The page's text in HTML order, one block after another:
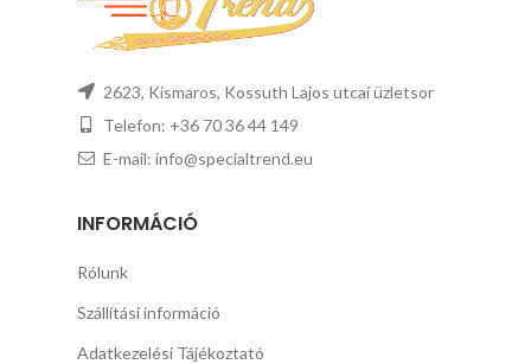
2623, Kismaros, Kossuth Lajos utcai üzletsor
Telefon: +36 70 36 44 149
E-mail: info@specialtrend.eu
INFORMÁCIÓ
Rólunk
Szállítási információ
Adatkezelési Tájékoztató